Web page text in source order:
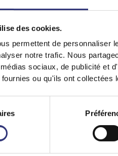
des cookies.
permettent de personnaliser
notre trafic. Nous
sociaux, de publicité et
ou qu'ils ont collectées
Les graines de
plus légère que la noire